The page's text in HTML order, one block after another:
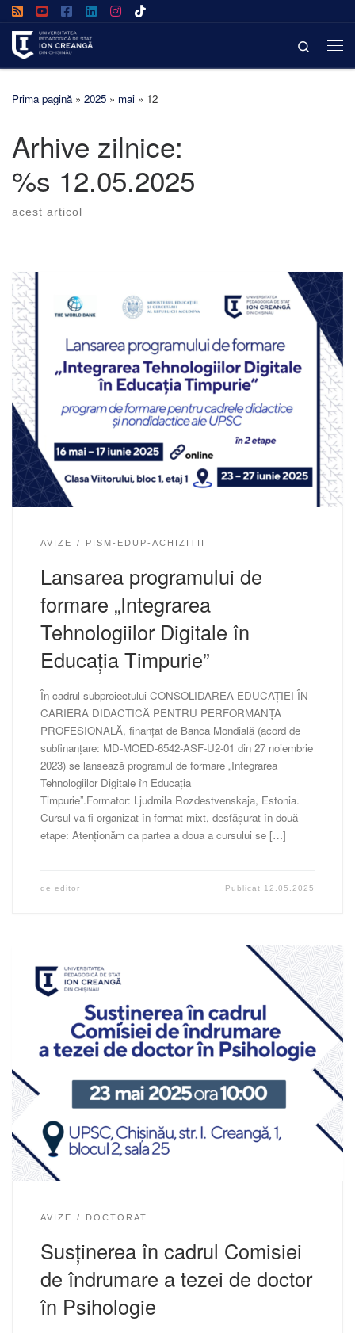
Search
Prima pagină » 2025 » mai » 12
Arhive zilnice:
%s 12.05.2025
acest articol
AVIZE PISM-EDUP-ACHIZITII
Lansarea programului de
formare „Integrarea
Tehnologiilor Digitale în
Educația Timpurie”
În cadrul subproiectului CONSOLIDAREA EDUCAȚIEI ÎN
CARIERA DIDACTICĂ PENTRU PERFORMANȚA
PROFESIONALĂ, finanțat de Banca Mondială (acord de
subfinanțare: MD-MOED-6542-ASF-U2-01 din 27 noiembrie
2023) se lansează programul de formare „Integrarea
Tehnologiilor Digitale în Educația
Timpurie”.Formator: Ljudmila Rozdestvenskaja, Estonia.
Cursul va fi organizat în format mixt, desfășurat în două
etape: Atenționăm ca partea a doua a cursului se […]
de editor Publicat 12.05.2025
AVIZE DOCTORAT
Susținerea în cadrul Comisiei
de îndrumare a tezei de doctor
în Psihologie